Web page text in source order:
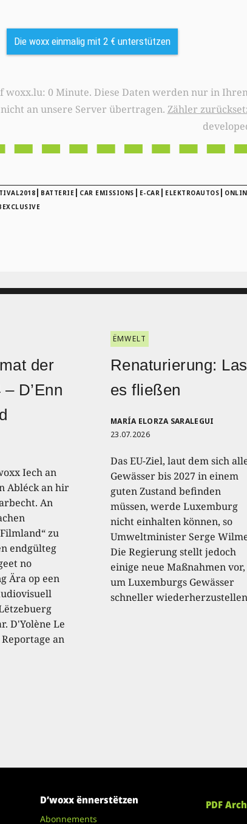
Die woxx einmalig mit 2 € unterstützen
nur in Ihrem Browser
an unsere Server übertragen. Zähler
| BATTERIE | CAR EMISSIONS | E-CAR | ELEKTROAUTOS |
der
D’Enn
Iech an
Abléck an hir
An
zu
endgülteg
no
Ära op een
D'Yolène Le
an
ËMWELT
Renaturierung:
es fließen
MARÍA ELORZA SARALEGUI
23.07.2026
Das EU-Ziel, laut dem sich
Gewässer bis 2027 in einem
guten Zustand befinden
müssen, werde Luxemburg
nicht einhalten können, so
Umweltminister Serge
Die Regierung stellt jedoch
einige neue Maßnahmen vor,
um Luxemburgs Gewässer
schneller
D’woxx ënnerstëtzen
Abonnements
PDF